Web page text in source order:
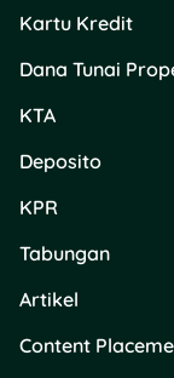
Kartu Kredit
Dana Tunai
KTA
Deposito
KPR
Tabungan
Artikel
Content